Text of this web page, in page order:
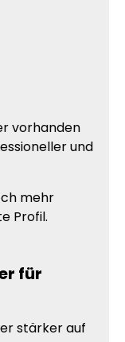
vorhanden
und
mehr
Profil.
für
stärker auf